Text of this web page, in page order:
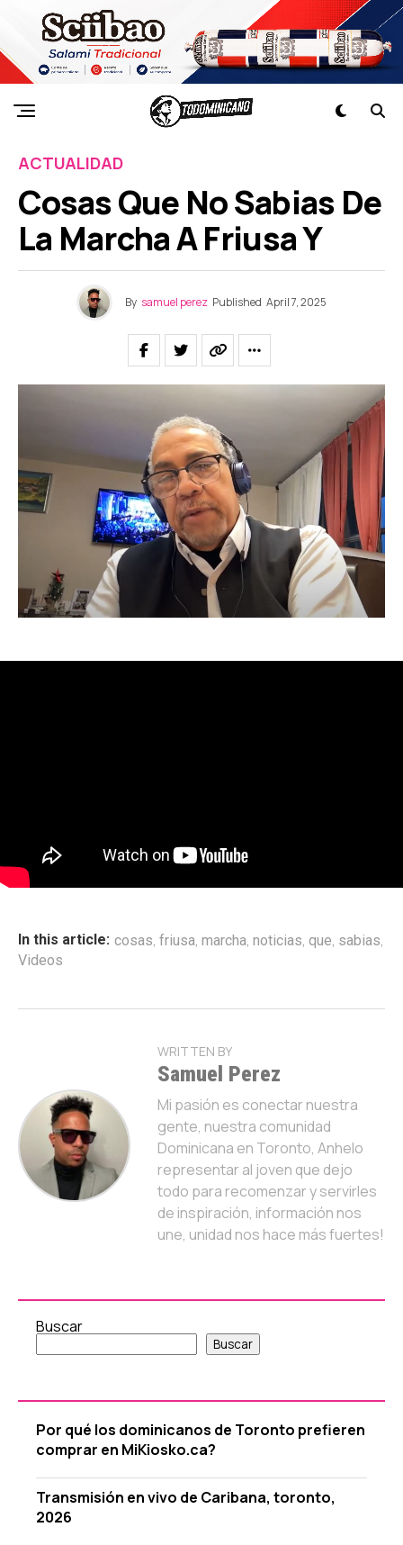
ACTUALIDAD
Cosas Que No Sabias De
La Marcha A Friusa Y
By samuel perez Published April 7, 2025
In this article: cosas, friusa, marcha, noticias, que, sabias,
Videos
WRITTEN BY
Samuel Perez
Mi pasión es conectar nuestra
gente, nuestra comunidad
Dominicana en Toronto, Anhelo
representar al joven que dejo
todo para recomenzar y servirles
de inspiración, información nos
une, unidad nos hace más fuertes!
Buscar
Buscar
Por qué los dominicanos de Toronto prefieren
comprar en MiKiosko.ca?
Transmisión en vivo de Caribana, toronto,
2026